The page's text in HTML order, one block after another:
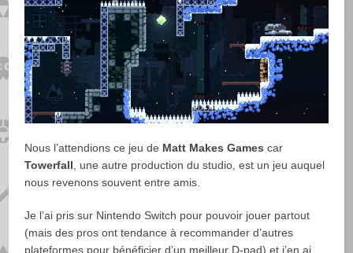
Nous l’attendions ce jeu de Matt Makes Games car
Towerfall , une autre production du studio, est un jeu auquel
nous revenons souvent entre amis.
Je l’ai pris sur Nintendo Switch pour pouvoir jouer partout
(mais des pros ont tendance à recommander d’autres
plateformes pour bénéficier d’un meilleur D-pad) et j’en ai